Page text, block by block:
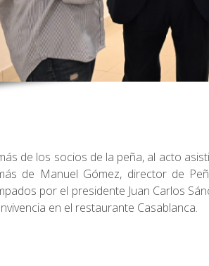
de los socios de la peña, al acto
de Manuel Gómez, director de
por el presidente Juan Carlos
en el restaurante Casablanca.